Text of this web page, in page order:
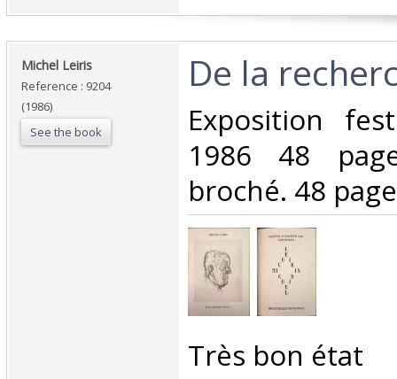
‎Michel Leiris‎
Reference : 9204
(1986)
See the book
‎De la
‎Exposition
1986 48
broché. 48
‎Très bon état‎